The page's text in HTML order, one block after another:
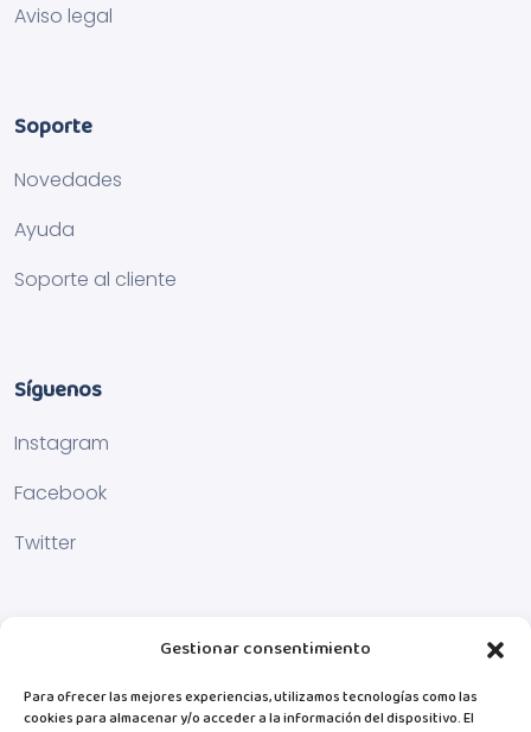
Gestionar consentimiento
Para ofrecer las mejores experiencias, utilizamos tecnologías como las
cookies para almacenar y/o acceder a la información del dispositivo. El
Aviso legal
Soporte
Novedades
Ayuda
Soporte al cliente
Síguenos
Instagram
Facebook
Twitter